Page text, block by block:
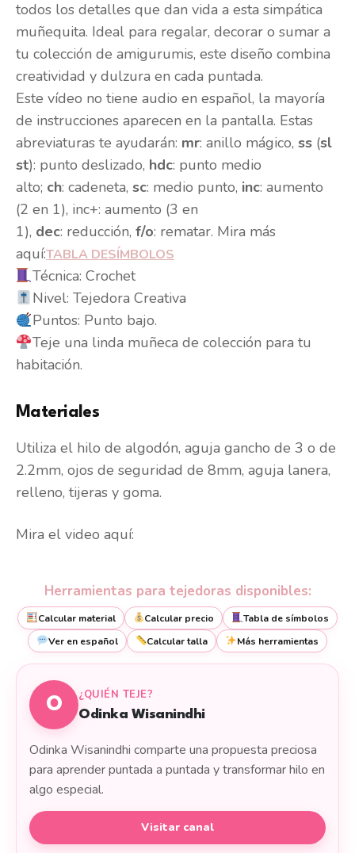
todos los detalles que dan vida a esta simpática
muñequita. Ideal para regalar, decorar o sumar a
tu colección de amigurumis, este diseño combina
creatividad y dulzura en cada puntada.
Este vídeo no tiene audio en español, la mayoría
de instrucciones aparecen en la pantalla. Estas
abreviaturas te ayudarán: mr: anillo mágico, ss (sl
st): punto deslizado, hdc: punto medio
alto; ch: cadeneta, sc: medio punto, inc: aumento
(2 en 1), inc+: aumento (3 en
1), dec: reducción, f/o: rematar. Mira más
aquí:TABLA DESÍMBOLOS
Técnica: Crochet
Nivel: Tejedora Creativa
Puntos: Punto bajo.
Teje una linda muñeca de colección para tu
habitación.
Materiales
Utiliza el hilo de algodón, aguja gancho de 3 o de
2.2mm, ojos de seguridad de 8mm, aguja lanera,
relleno, tijeras y goma.
Mira el video aquí:
Herramientas para tejedoras disponibles:
Calcular material Calcular precio
Tabla de símbolos
Ver en español
Calcular talla Más herramientas
O
¿QUIÉN TEJE?
Odinka Wisanindhi
Odinka Wisanindhi comparte una propuesta preciosa
para aprender puntada a puntada y transformar hilo en
algo especial.
Visitar canal